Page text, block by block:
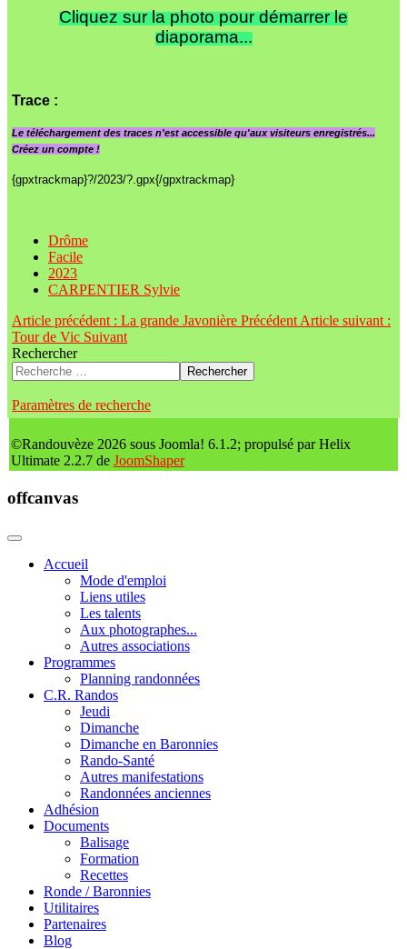
Cliquez sur la photo pour démarrer le
diaporama...
Trace :
Le téléchargement des traces n'est accessible qu'aux visiteurs enregistrés...
Créez un compte !
{gpxtrackmap}?/2023/?.gpx{/gpxtrackmap}
Drôme
Facile
2023
CARPENTIER Sylvie
Article précédent : La grande Javonière Précédent Article suivant :
Tour de Vic Suivant
Rechercher
Rechercher
Paramètres de recherche
©Randouvèze 2026 sous Joomla! 6.1.2; propulsé par Helix
Ultimate 2.2.7 de JoomShaper
offcanvas
Accueil
Mode d'emploi
Liens utiles
Les talents
Aux photographes...
Autres associations
Programmes
Planning randonnées
C.R. Randos
Jeudi
Dimanche
Dimanche en Baronnies
Rando-Santé
Autres manifestations
Randonnées anciennes
Adhésion
Documents
Balisage
Formation
Recettes
Ronde / Baronnies
Utilitaires
Partenaires
Blog